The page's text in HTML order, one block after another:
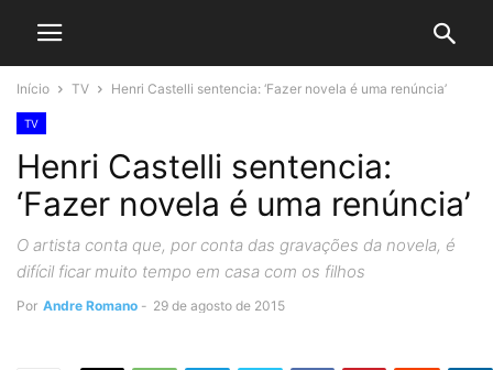
Início TV Henri Castelli sentencia: ‘Fazer novela é uma renúncia’
TV
Henri Castelli sentencia:
‘Fazer novela é uma renúncia’
O artista conta que, por conta das gravações da novela, é
difícil ficar muito tempo em casa com os filhos
Por Andre Romano - 29 de agosto de 2015